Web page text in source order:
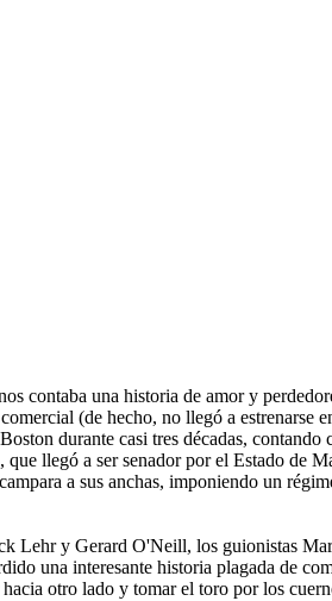
contaba una historia de amor y
(de hecho, no llegó a estrenarse
durante casi tres décadas, contando
llegó a ser senador por el Estado de
a sus anchas, imponiendo un
Lehr y Gerard O'Neill, los guionistas
una interesante historia plagada de
otro lado y tomar el toro por los